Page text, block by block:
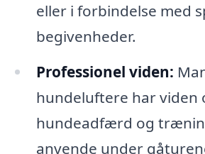
eller i forbindelse med
begivenheder.
Professionel viden:
hundeluftere har viden
hundeadfærd og
anvende under